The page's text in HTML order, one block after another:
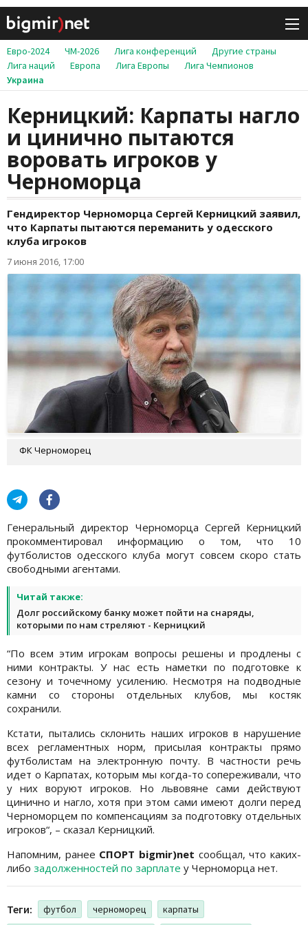
Евро-2024 ЧМ-2026 Лига конференций
Другие страны
Лига наций
Европа Лига Европы
Лига Чемпионов
Украина
Керницкий: Карпаты нагло
и цинично пытаются
воровать игроков у
Черноморца
Гендиректор Черноморца Сергей Керницкий заявил,
что Карпаты пытаются переманить у одесского
клуба игроков
7 июня 2016, 17:00
ФК Черноморец
Генеральный директор Черноморца Сергей Керницкий
прокомментировал информацию о том, что 10
футболистов одесского клуба могут совсем скоро стать
свободными агентами.
Читай также:
Долг российскому банку может пойти на снаряды,
которыми по нам стреляют - Керницкий
“По всем этим игрокам вопросы решены и продлены с
ними контракты. У нас есть наметки по подготовке к
сезону и точечному усилению. Несмотря на подводные
камни со стороны отдельных клубов, мы костяк
сохранили.
Кстати, пытались склонить наших игроков в нарушение
всех регламентных норм, присылая контракты прямо
футболистам на электронную почту. В частности речь
идет о Карпатах, которым мы когда-то сопереживали, что
у них воруют игроков. Но львовяне сами действуют
цинично и нагло, хотя при этом сами имеют долги перед
Черноморцем по компенсациям за подготовку отдельных
игроков“, – сказал Керницкий.
Напомним, ранее СПОРТ bigmir)net сообщал, что каких-
либо задолженностей по зарплате у Черноморца нет.
Теги: футбол черноморец карпаты